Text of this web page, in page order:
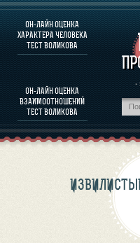
ОН-ЛАЙН ОЦЕНКА
ХАРАКТЕРА ЧЕЛОВЕКА
ТЕСТ ВОЛИКОВА
ОН-ЛАЙН ОЦЕНКА
ВЗАИМООТНОШЕНИЙ
ТЕСТ ВОЛИКОВА
·
О
ОЦЕНКА
ОЦЕНКА
О